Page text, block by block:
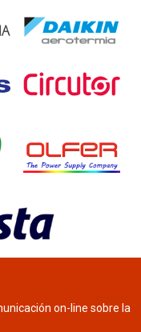
on-line sobre la